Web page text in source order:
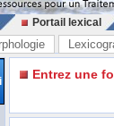
Portail lexical
Entrez une